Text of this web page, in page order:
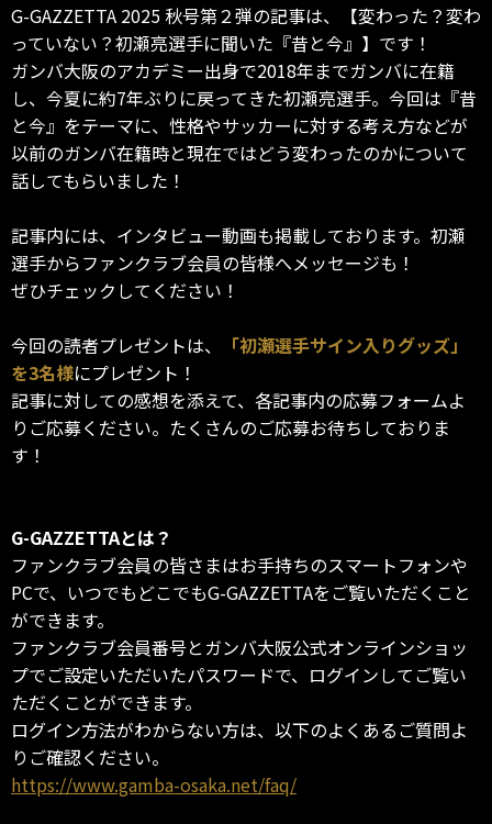
G-GAZZETTA 2025 秋号第２弾の記事は、【変わった？変わ
っていない？初瀬亮選手に聞いた『昔と今』】です！
ガンバ大阪のアカデミー出身で2018年までガンバに在籍
し、今夏に約7年ぶりに戻ってきた初瀬亮選手。今回は『昔
と今』をテーマに、性格やサッカーに対する考え方などが
以前のガンバ在籍時と現在ではどう変わったのかについて
話してもらいました！
記事内には、インタビュー動画も掲載しております。初瀬
選手からファンクラブ会員の皆様へメッセージも！
ぜひチェックしてください！
今回の読者プレゼントは、
「初瀬選手サイン入りグッズ」
を3名様にプレゼント！
記事に対しての感想を添えて、各記事内の応募フォームよ
りご応募ください。たくさんのご応募お待ちしておりま
す！
G-GAZZETTAとは？
ファンクラブ会員の皆さまはお手持ちのスマートフォンや
PCで、いつでもどこでもG-GAZZETTAをご覧いただくこと
ができます。
ファンクラブ会員番号とガンバ大阪公式オンラインショッ
プでご設定いただいたパスワードで、ログインしてご覧い
ただくことができます。
ログイン方法がわからない方は、以下のよくあるご質問よ
りご確認ください。
https://www.gamba-osaka.net/faq/